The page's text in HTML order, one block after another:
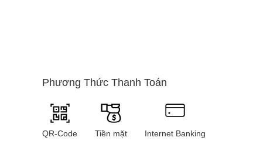
Tương tự điện
Tại sao
- Được trang bị
Hỗ trợ tốt cho
Phương Thức Thanh Toán
QR-Code Tiền mặt Internet Banking